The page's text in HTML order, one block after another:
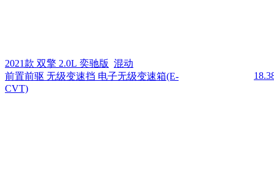
2021款 双擎 2.0L 奕驰版 混动
前置前驱 无级变速挡 电子无级变速箱(E-
CVT)